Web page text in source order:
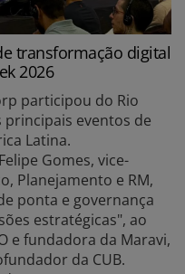
transformação digital
2026
participou do Rio
principais eventos de
Latina.
Gomes, vice-
Planejamento e RM,
ponta e governança
estratégicas", ao
e fundadora da Maravi,
da CUB.